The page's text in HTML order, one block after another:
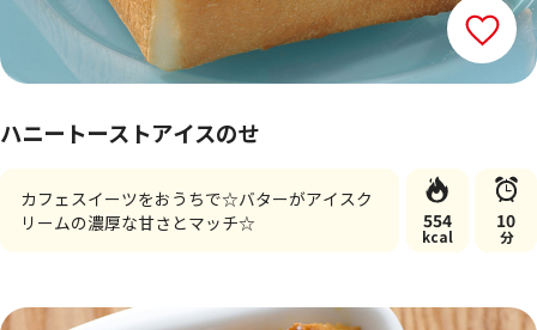
ハニートーストアイスのせ
カフェスイーツをおうちで☆バターがアイスク
リームの濃厚な甘さとマッチ☆
554
kcal
10
分